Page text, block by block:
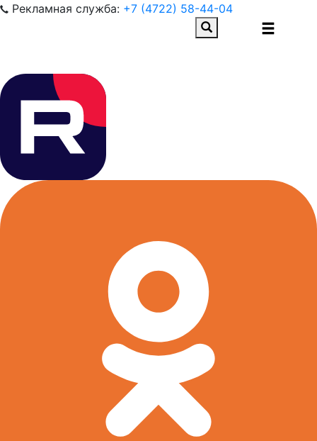
Рекламная служба: +7 (4722) 58-44-04